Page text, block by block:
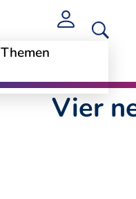
Themen
Vier